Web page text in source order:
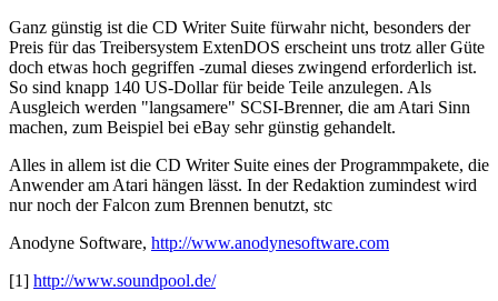
Ganz günstig ist die CD Writer Suite fürwahr nicht, besonders der
Preis für das Treibersystem ExtenDOS erscheint uns trotz aller Güte
doch etwas hoch gegriffen -zumal dieses zwingend erforderlich ist.
So sind knapp 140 US-Dollar für beide Teile anzulegen. Als
Ausgleich werden "langsamere" SCSI-Brenner, die am Atari Sinn
machen, zum Beispiel bei eBay sehr günstig gehandelt.
Alles in allem ist die CD Writer Suite eines der Programmpakete, die
Anwender am Atari hängen lässt. In der Redaktion zumindest wird
nur noch der Falcon zum Brennen benutzt, stc
Anodyne Software, http://www.anodynesoftware.com
[1] http://www.soundpool.de/